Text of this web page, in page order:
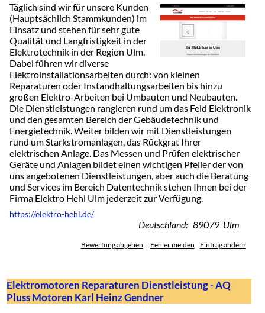
Täglich sind wir für unsere Kunden
(Hauptsächlich Stammkunden) im
Einsatz und stehen für sehr gute
Qualität und Langfristigkeit in der
Elektrotechnik in der Region Ulm.
Dabei führen wir diverse
Elektroinstallationsarbeiten durch: von kleinen
Reparaturen oder Instandhaltungsarbeiten bis hinzu
großen Elektro-Arbeiten bei Umbauten und Neubauten.
Die Dienstleistungen rangieren rund um das Feld Elektronik
und den gesamten Bereich der Gebäudetechnik und
Energietechnik. Weiter bilden wir mit Dienstleistungen
rund um Starkstromanlagen, das Rückgrat Ihrer
elektrischen Anlage. Das Messen und Prüfen elektrischer
Geräte und Anlagen bildet einen wichtigen Pfeiler der von
uns angebotenen Dienstleistungen, aber auch die Beratung
und Services im Bereich Datentechnik stehen Ihnen bei der
Firma Elektro Hehl Ulm jederzeit zur Verfügung.
https://elektro-hehl.de/
Deutschland: 89079 Ulm
Bewertung abgeben Fehler melden Eintrag ändern
Elektromotoren Reparaturen Dienstleistung - AQ
Pluss Motoren Karl Heinz Gendner